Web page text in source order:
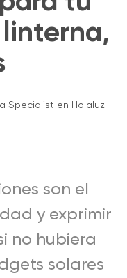
Specialist en Holaluz
son el
y exprimir
no hubiera
solares